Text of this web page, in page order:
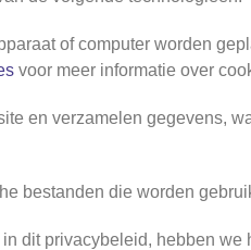
of computer worden
voor meer informatie over
en verzamelen gegevens,
bestanden die worden
dit privacybeleid, hebben